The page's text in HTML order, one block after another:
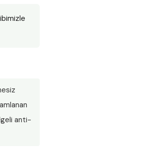
anti-